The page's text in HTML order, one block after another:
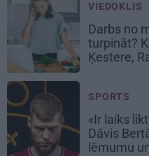
VIEDOKLIS
Darbs no
turpināt?
Ķestere,
SPORTS
«Ir laiks
Dāvis
lēmumu